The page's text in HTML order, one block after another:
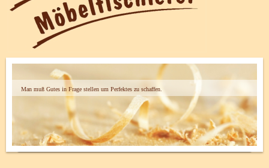
Man muß Gutes in Frage stellen um Perfektes zu schaffen.